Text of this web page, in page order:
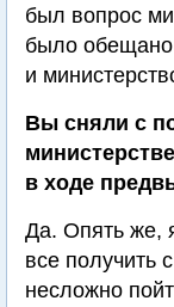
был вопрос
было обещано
и
Вы сняли с
в ходе
Да. Опять же,
все получить
несложно